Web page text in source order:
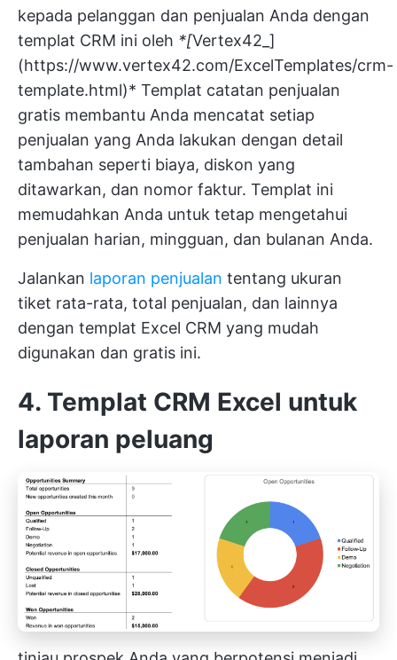
kepada pelanggan dan penjualan Anda dengan
templat CRM ini oleh *[Vertex42_]
(https://www.vertex42.com/ExcelTemplates/crm-
template.html)* Templat catatan penjualan
gratis membantu Anda mencatat setiap
penjualan yang Anda lakukan dengan detail
tambahan seperti biaya, diskon yang
ditawarkan, dan nomor faktur. Templat ini
memudahkan Anda untuk tetap mengetahui
penjualan harian, mingguan, dan bulanan Anda.
Jalankan laporan penjualan tentang ukuran
tiket rata-rata, total penjualan, dan lainnya
dengan templat Excel CRM yang mudah
digunakan dan gratis ini.
4. Templat CRM Excel untuk
laporan peluang